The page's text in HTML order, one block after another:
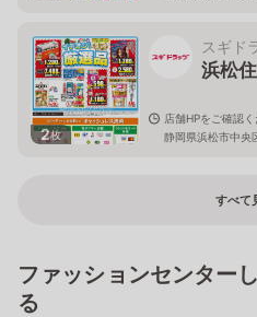
2枚
スギド
浜松
店舗HPをご確認
静岡県浜松市中央
すべて
ファッションセンター
る